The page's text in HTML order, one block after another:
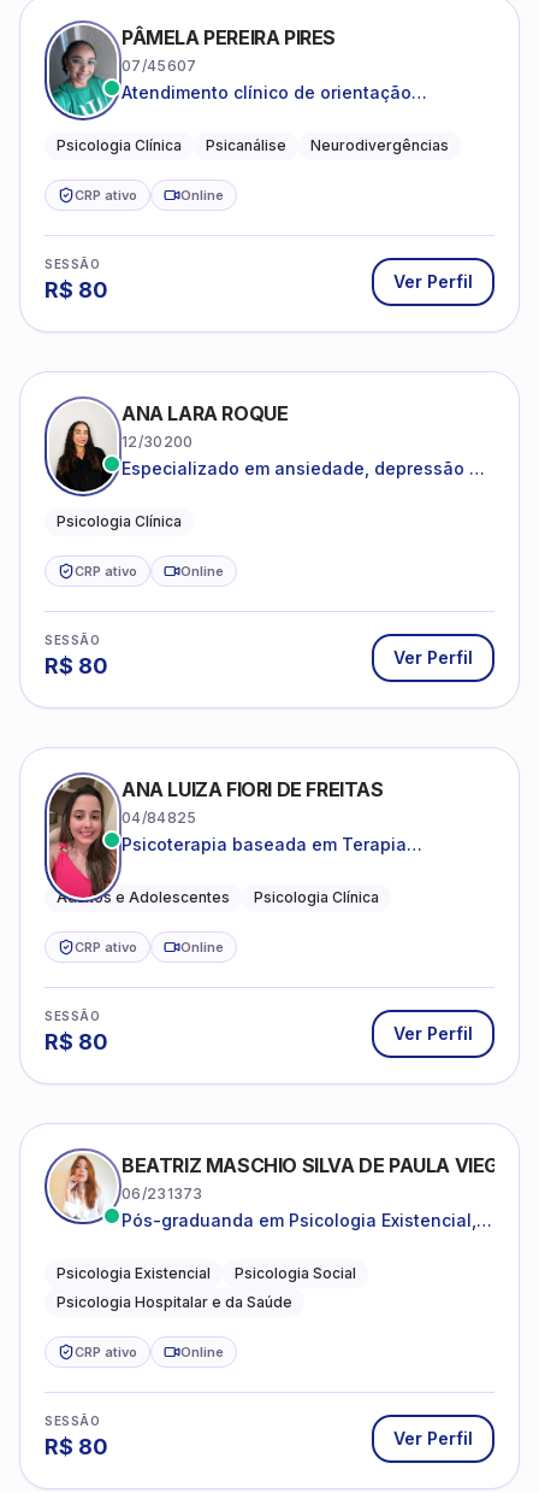
PÂMELA PEREIRA PIRES
07/45607
Atendimento clínico de orientação
crianças neurotípicas
Psicologia Clínica Psicanálise Neurodivergências
CRP ativo Online
SESSÃO
R$ 80 Ver Perfil
ANA LARA ROQUE
12/30200
Especializado em ansiedade, depressão e
Psicologia Clínica
CRP ativo Online
SESSÃO
R$ 80 Ver Perfil
ANA LUIZA FIORI DE FREITAS
04/84825
Psicoterapia baseada em Terapia
Adultos e Adolescentes Psicologia Clínica
CRP ativo Online
SESSÃO
R$ 80 Ver Perfil
BEATRIZ MASCHIO SILVA DE PAULA VIEGAS
06/231373
Pós-graduanda em Psicologia Existencial,
da Saúde.
Psicologia Existencial
Psicologia Social
Psicologia Hospitalar e da Saúde
CRP ativo Online
SESSÃO
R$ 80 Ver Perfil